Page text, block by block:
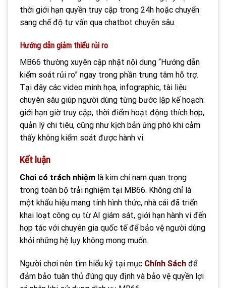
thời giới hạn quyền truy cập trong 24h hoặc chuyển
sang chế độ tư vấn qua chatbot chuyên sâu.
Hướng dẫn giảm thiểu rủi ro
MB66 thường xuyên cập nhật nội dung “Hướng dẫn
kiểm soát rủi ro” ngay trong phần trung tâm hỗ trợ.
Tại đây các video minh họa, infographic, tài liệu
chuyên sâu giúp người dùng từng bước lập kế hoạch:
giới hạn giờ truy cập, thời điểm hoạt động thích hợp,
quản lý chi tiêu, cũng như kịch bản ứng phó khi cảm
thấy không kiểm soát được hành vi.
Kết luận
Chơi có trách nhiệm là kim chỉ nam quan trọng
trong toàn bộ trải nghiệm tại MB66. Không chỉ là
một khẩu hiệu mang tính hình thức, nhà cái đã triển
khai loạt công cụ từ AI giám sát, giới hạn hành vi đến
hợp tác với chuyên gia quốc tế để bảo vệ người dùng
khỏi những hệ lụy không mong muốn.
Người chơi nên tìm hiểu kỹ tại mục Chính Sách để
đảm bảo tuân thủ đúng quy định và bảo vệ quyền lợi